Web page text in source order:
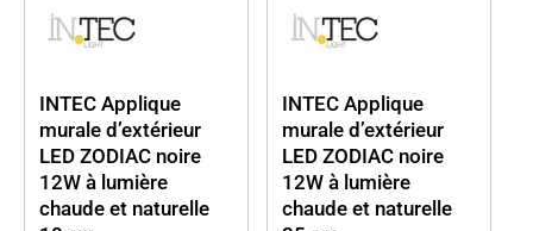
INTEC Applique
murale d’extérieur
LED ZODIAC noire
12W à lumière
chaude et naturelle
INTEC Applique
murale d’extérieur
LED ZODIAC noire
12W à lumière
chaude et naturelle